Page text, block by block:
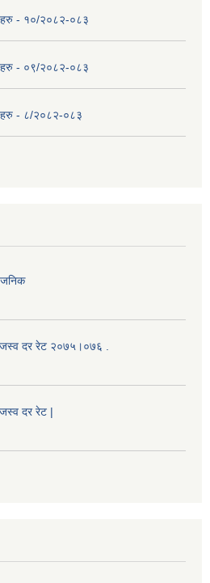
- १०/२०८२-०८३
- ०९/२०८२-०८३
- ८/२०८२-०८३
दर रेट २०७५।०७६ .
दर रेट |